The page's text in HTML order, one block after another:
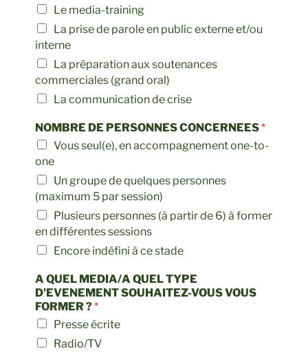
Le media-training
La prise de parole en public externe et/ou
interne
La préparation aux soutenances
commerciales (grand oral)
La communication de crise
NOMBRE DE PERSONNES CONCERNEES*
Vous seul(e), en accompagnement one-to-
one
Un groupe de quelques personnes
(maximum 5 par session)
Plusieurs personnes (à partir de 6) à former
en différentes sessions
Encore indéfini à ce stade
A QUEL MEDIA/A QUEL TYPE
D'EVENEMENT SOUHAITEZ-VOUS VOUS
FORMER ?*
Presse écrite
Radio/TV